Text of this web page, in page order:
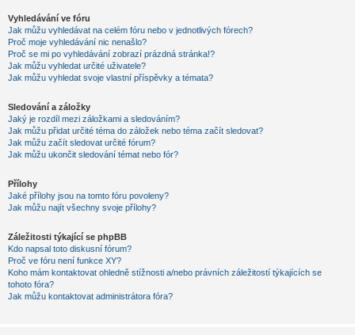
Vyhledávání ve fóru
Jak můžu vyhledávat na celém fóru nebo v jednotlivých fórech?
Proč moje vyhledávání nic nenašlo?
Proč se mi po vyhledávání zobrazí prázdná stránka!?
Jak můžu vyhledat určité uživatele?
Jak můžu vyhledat svoje vlastní příspěvky a témata?
Sledování a záložky
Jaký je rozdíl mezi záložkami a sledováním?
Jak můžu přidat určité téma do záložek nebo téma začít sledovat?
Jak můžu začít sledovat určité fórum?
Jak můžu ukončit sledování témat nebo fór?
Přílohy
Jaké přílohy jsou na tomto fóru povoleny?
Jak můžu najít všechny svoje přílohy?
Záležitosti týkající se phpBB
Kdo napsal toto diskusní fórum?
Proč ve fóru není funkce XY?
Koho mám kontaktovat ohledně stížnosti a/nebo právních záležitostí týkajících se
tohoto fóra?
Jak můžu kontaktovat administrátora fóra?